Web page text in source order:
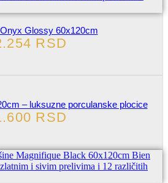
Glossy 60x120cm
RSD
– luksuzne porculanske plocice
RSD